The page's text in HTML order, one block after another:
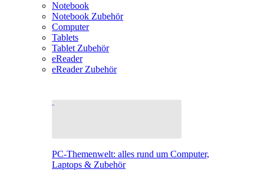
Notebook
Notebook Zubehör
Computer
Tablets
Tablet Zubehör
eReader
eReader Zubehör
PC-Themenwelt: alles rund um Computer,
Laptops & Zubehör